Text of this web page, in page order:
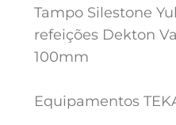
Tampo Silestone
refeições Dekton
100mm
Equipamentos